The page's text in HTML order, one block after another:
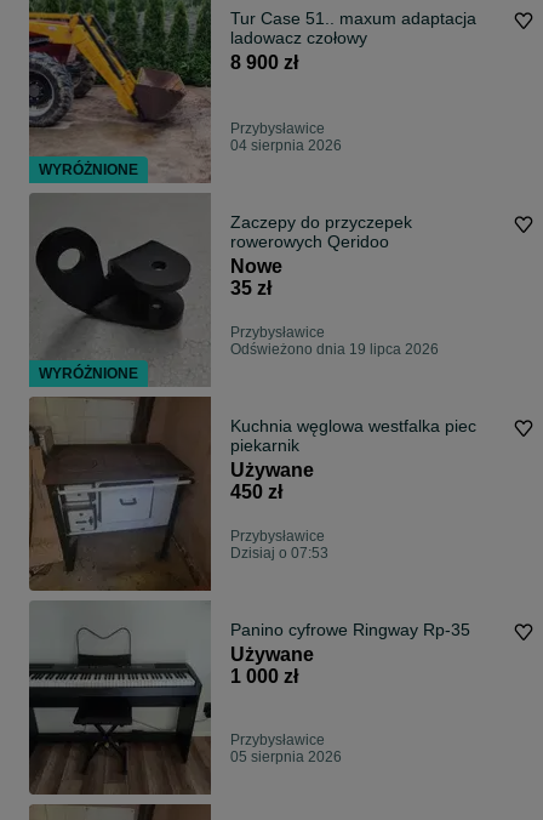
Tur Case 51.. maxum adaptacja
ladowacz czołowy
8 900 zł
Przybysławice
04 sierpnia 2026
Zaczepy do przyczepek
rowerowych Qeridoo
Nowe
35 zł
Przybysławice
Odświeżono dnia 19 lipca 2026
Kuchnia węglowa westfalka piec
piekarnik
Używane
450 zł
Przybysławice
Dzisiaj o 07:53
Panino cyfrowe Ringway Rp-35
Używane
1 000 zł
Przybysławice
05 sierpnia 2026
WYRÓŻNIONE
WYRÓŻNIONE